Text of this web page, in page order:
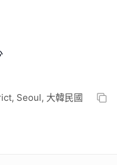
Seoul, 大韓民國